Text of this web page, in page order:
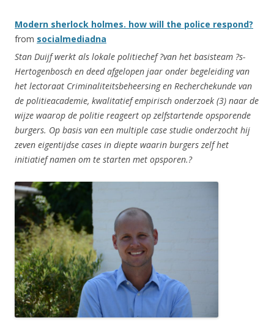
Modern sherlock holmes. how will the police respond?
from socialmediadna
Stan Duijf werkt als lokale politiechef ?van het basisteam ?s-
Hertogenbosch en deed afgelopen jaar onder begeleiding van
het lectoraat Criminaliteitsbeheersing en Recherchekunde van
de politieacademie, kwalitatief empirisch onderzoek (3) naar de
wijze waarop de politie reageert op zelfstartende opsporende
burgers. Op basis van een multiple case studie onderzocht hij
zeven eigentijdse cases in diepte waarin burgers zelf het
initiatief namen om te starten met opsporen.?